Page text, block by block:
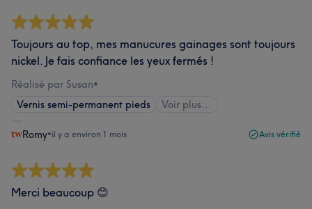
Toujours au top, mes manucures gainages sont toujours
nickel. Je fais confiance les yeux fermés !
Réalisé par Susan•
Vernis semi-permanent pieds
Voir plus...
Romy•il y a environ 1 mois Avis vérifié
Merci beaucoup 😊